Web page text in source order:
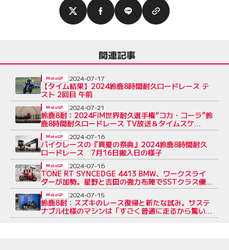
関連記事
【タイム結果】2024鈴鹿8時間耐久ロードレース テ
スト 2回目 午前
MotoGP 2024-07-17
鈴鹿8耐：2024FIM世界耐久選手権“コカ・コーラ”鈴
鹿8時間耐久ロードレース TV放送＆タイムスケ
ジュール
MotoGP 2024-07-21
バイクレースの『真夏の祭典』2024鈴鹿8時間耐久
ロードレース 7月16日搬入日の様子
MotoGP 2024-07-16
TONE RT SYNCEDGE 4413 BMW、ワークスライ
ダーが加勢。星野と吉田の強力布陣でSSTクラス優勝
奪還へ
MotoGP 2024-07-16
鈴鹿8耐：スズキのレース復帰と新たな試み。サステ
ナブル仕様のマシンは「すごく普通に走るから驚い
た」と佐原伸一氏
MotoGP 2024-07-15